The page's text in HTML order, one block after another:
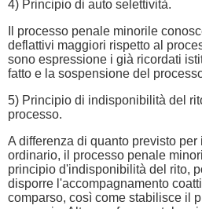
4) Principio di auto selettività.
Il processo penale minorile
deflattivi maggiori rispetto al
sono espressione i già ricordati
fatto e la sospensione del
5) Principio di indisponibilità del
processo.
A differenza di quanto previsto
ordinario, il processo penale
principio d'indisponibilità del rito,
disporre l'accompagnamento
comparso, così come stabilisce il